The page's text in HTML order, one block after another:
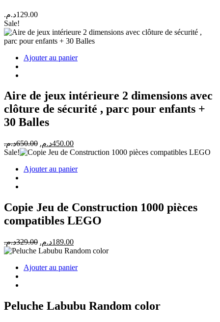
129.00د.م.
Sale!
Ajouter au panier
Aire de jeux intérieure 2 dimensions avec
clôture de sécurité , parc pour enfants +
30 Balles
650.00د.م.
Le
prix
était :
450.00د.م.
Le
prix
est :
Sale!
Ajouter au panier
Copie Jeu de Construction 1000 pièces
compatibles LEGO
329.00د.م.
Le
prix
était :
189.00د.م.
Le
prix
est :
Ajouter au panier
Peluche Labubu Random color